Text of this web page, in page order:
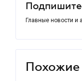
Главные новости и
Похожие